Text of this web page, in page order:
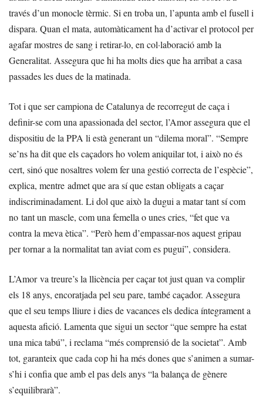
través d’un monocle tèrmic. Si en troba un, l’apunta amb el fusell i
dispara. Quan el mata, automàticament ha d’activar el protocol per
agafar mostres de sang i retirar-lo, en col·laboració amb la
Generalitat. Assegura que hi ha molts dies que ha arribat a casa
passades les dues de la matinada.
Tot i que ser campiona de Catalunya de recorregut de caça i
definir-se com una apassionada del sector, l’Amor assegura que el
dispositiu de la PPA li està generant un “dilema moral”. “Sempre
se’ns ha dit que els caçadors ho volem aniquilar tot, i això no és
cert, sinó que nosaltres volem fer una gestió correcta de l’espècie”,
explica, mentre admet que ara sí que estan obligats a caçar
indiscriminadament. Li dol que això la dugui a matar tant sí com
no tant un mascle, com una femella o unes cries, “fet que va
contra la meva ètica”. “Però hem d’empassar-nos aquest gripau
per tornar a la normalitat tan aviat com es pugui”, considera.
L’Amor va treure’s la llicència per caçar tot just quan va complir
els 18 anys, encoratjada pel seu pare, també caçador. Assegura
que el seu temps lliure i dies de vacances els dedica íntegrament a
aquesta afició. Lamenta que sigui un sector “que sempre ha estat
una mica tabú”, i reclama “més comprensió de la societat”. Amb
tot, garanteix que cada cop hi ha més dones que s’animen a sumar-
s’hi i confia que amb el pas dels anys “la balança de gènere
s’equilibrarà”.